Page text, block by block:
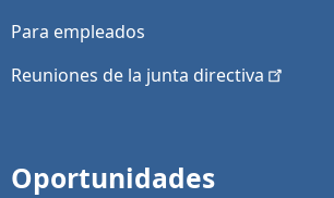
Para empleados
Reuniones de la junta directiva
Oportunidades